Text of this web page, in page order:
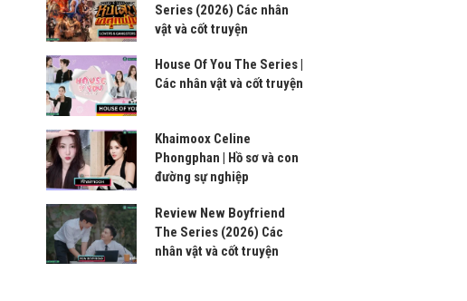
Series (2026) Các nhân
vật và cốt truyện
House Of You The Series |
Các nhân vật và cốt truyện
Khaimoox Celine
Phongphan | Hồ sơ và con
đường sự nghiệp
Review New Boyfriend
The Series (2026) Các
nhân vật và cốt truyện